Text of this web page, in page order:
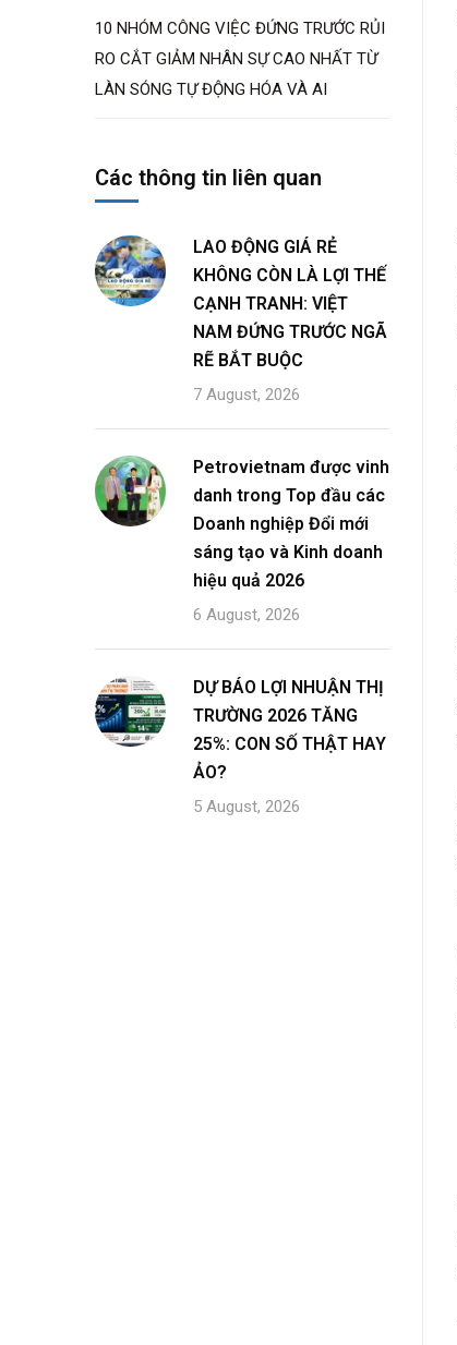
10 NHÓM CÔNG VIỆC ĐỨNG TRƯỚC RỦI
RO CẮT GIẢM NHÂN SỰ CAO NHẤT TỪ
LÀN SÓNG TỰ ĐỘNG HÓA VÀ AI
Các thông tin liên quan
LAO ĐỘNG GIÁ RẺ
KHÔNG CÒN LÀ LỢI THẾ
CẠNH TRANH: VIỆT
NAM ĐỨNG TRƯỚC NGÃ
RẼ BẮT BUỘC
7 August, 2026
Petrovietnam được vinh
danh trong Top đầu các
Doanh nghiệp Đổi mới
sáng tạo và Kinh doanh
hiệu quả 2026
6 August, 2026
DỰ BÁO LỢI NHUẬN THỊ
TRƯỜNG 2026 TĂNG
25%: CON SỐ THẬT HAY
ẢO?
5 August, 2026